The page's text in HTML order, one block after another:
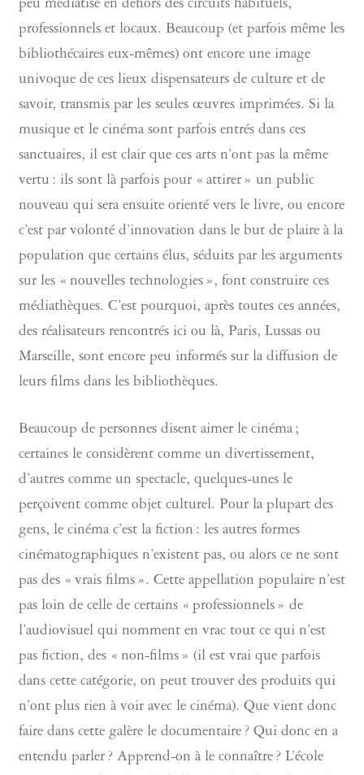
peu médiatisé en dehors des circuits habituels,
professionnels et locaux. Beaucoup (et parfois même les
bibliothécaires eux-mêmes) ont encore une image
univoque de ces lieux dispensateurs de culture et de
savoir, transmis par les seules œuvres imprimées. Si la
musique et le cinéma sont parfois entrés dans ces
sanctuaires, il est clair que ces arts n’ont pas la même
vertu : ils sont là parfois pour « attirer » un public
nouveau qui sera ensuite orienté vers le livre, ou encore
c’est par volonté d’innovation dans le but de plaire à la
population que certains élus, séduits par les arguments
sur les « nouvelles technologies », font construire ces
médiathèques. C’est pourquoi, après toutes ces années,
des réalisateurs rencontrés ici ou là, Paris, Lussas ou
Marseille, sont encore peu informés sur la diffusion de
leurs films dans les bibliothèques.
Beaucoup de personnes disent aimer le cinéma ;
certaines le considèrent comme un divertissement,
d’autres comme un spectacle, quelques-unes le
perçoivent comme objet culturel. Pour la plupart des
gens, le cinéma c’est la fiction : les autres formes
cinématographiques n’existent pas, ou alors ce ne sont
pas des « vrais films ». Cette appellation populaire n’est
pas loin de celle de certains « professionnels » de
l’audiovisuel qui nomment en vrac tout ce qui n’est
pas fiction, des « non-films » (il est vrai que parfois
dans cette catégorie, on peut trouver des produits qui
n’ont plus rien à voir avec le cinéma). Que vient donc
faire dans cette galère le documentaire ? Qui donc en a
entendu parler ? Apprend-on à le connaître ? L’école